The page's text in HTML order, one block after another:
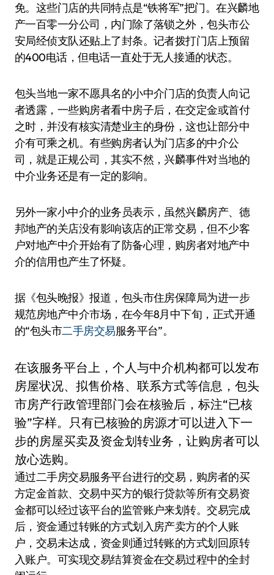
免。这些门店的共同特点是“铁将军”把门。在兴麟地
产一百零一分公司，内门除了落锁之外，包头市公
安局经侦支队还贴上了封条。记者拨打门店上预留
的400电话，但电话一直处于无人接通的状态。
包头当地一家不愿具名的小中介门店的负责人向记
者透露，一些购房者看中房子后，在交定金或首付
之时，并没有核实清楚业主的身份，这也让部分中
介有可乘之机。有些购房者认为门店多的中介公
司，就是正规公司，其实不然，兴麟事件对当地的
中介业务还是有一定的影响。
另外一家小中介的业务员表示，虽然兴麟房产、德
邦地产的关店没有影响该店的正常交易，但不少客
户对地产中介开始有了防备心理，购房者对地产中
介的信用也产生了怀疑。
据《包头晚报》报道，包头市住房保障局为进一步
规范房地产中介市场，在今年8月中下旬，正式开通
的“包头市二手房交易服务平台”。
在该服务平台上，个人与中介机构都可以发布
房屋状况、拟售价格、联系方式等信息，包头
市房产行政管理部门会在核验后，标注“已核
验”字样。只有已核验的房源才可以进入下一
步的房屋买卖及资金划转业务，让购房者可以
放心选购。
通过二手房交易服务平台进行的交易，购房者的买
方定金首款、交易中买方的银行贷款等所有交易资
金都可以经过该平台的监管账户来划转。交易完成
后，资金通过转账的方式划入房产卖方的个人账
户，交易未达成，资金则通过转账的方式划回原转
入账户。可实现交易结算资金在交易过程中的全封